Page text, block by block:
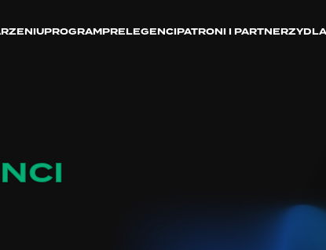
PROGRAMPRELEGENCIPATRONI I PARTNERZY